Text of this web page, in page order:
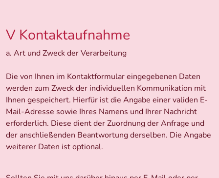
V Kontaktaufnahme
a. Art und Zweck der Verarbeitung
Die von Ihnen im Kontaktformular eingegebenen Daten
werden zum Zweck der individuellen Kommunikation mit
Ihnen gespeichert. Hierfür ist die Angabe einer validen E-
Mail-Adresse sowie Ihres Namens und Ihrer Nachricht
erforderlich. Diese dient der Zuordnung der Anfrage und
der anschließenden Beantwortung derselben. Die Angabe
weiterer Daten ist optional.